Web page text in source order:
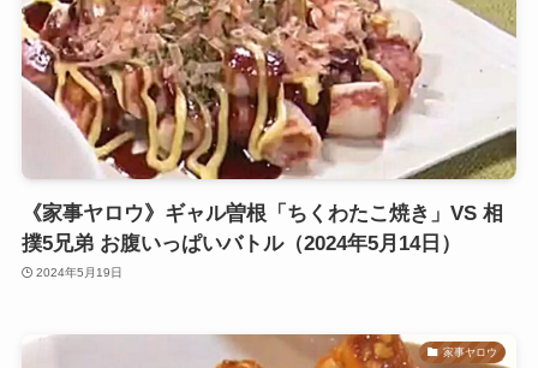
《家事ヤロウ》ギャル曽根「ちくわたこ焼き」VS 相
撲5兄弟 お腹いっぱいバトル（2024年5月14日）
2024年5月19日
家事ヤロウ